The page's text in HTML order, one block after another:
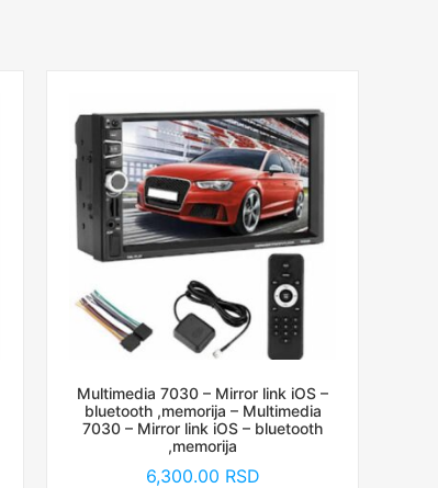
Multimedia 7030 – Mirror link iOS –
bluetooth ,memorija – Multimedia
7030 – Mirror link iOS – bluetooth
,memorija
6,300.00 RSD